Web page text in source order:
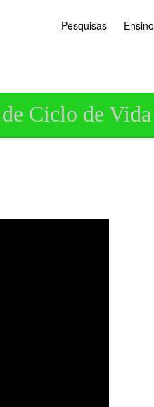
Pesquisas Ensino
Ciclo de Vida